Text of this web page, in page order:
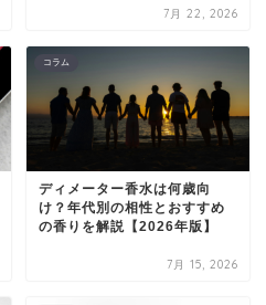
7月 22, 2026
コラム
ディメーター香水は何歳向
け？年代別の相性とおすすめ
の香りを解説【2026年版】
7月 15, 2026